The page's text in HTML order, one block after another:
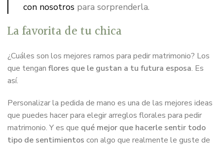
con nosotros para sorprenderla.
La favorita de tu chica
¿Cuáles son los mejores ramos para pedir matrimonio? Los
que tengan flores que le gustan a tu futura esposa. Es
así.
Personalizar la pedida de mano es una de las mejores ideas
que puedes hacer para elegir arreglos florales para pedir
matrimonio. Y es que qué mejor que hacerle sentir todo
tipo de sentimientos con algo que realmente le guste de